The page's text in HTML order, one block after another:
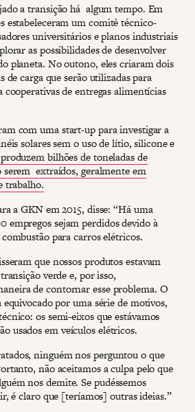
a transição há algum tempo. Em
estabeleceram um comitê técnico-
universitários e planos industriais
as possibilidades de desenvolver
planeta. No outono, eles criaram dois
de carga que serão utilizadas para
cooperativas de entregas alimentícias
com uma start-up para investigar a
solares sem o uso de lítio, silicone e
bilhões de toneladas de
extraídos, geralmente em
trabalho.
a GKN em 2015, disse: “Há uma
empregos sejam perdidos devido à
para carros elétricos.
que nossos produtos estavam
verde e, por isso,
de contornar esse problema. O
por uma série de motivos,
os semi-eixos que estávamos
usados em veículos elétricos.
ninguém nos perguntou o que
não aceitamos a culpa pelo que
nos demite. Se pudéssemos
é claro que [teríamos] outras ideias.”